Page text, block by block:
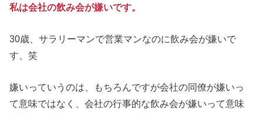
私は会社の飲み会が嫌いです。
30歳、サラリーマンで営業マンなのに飲み会が嫌いで
す、笑
嫌いっていうのは、もちろんですが会社の同僚が嫌いっ
て意味ではなく、会社の行事的な飲み会が嫌いって意味